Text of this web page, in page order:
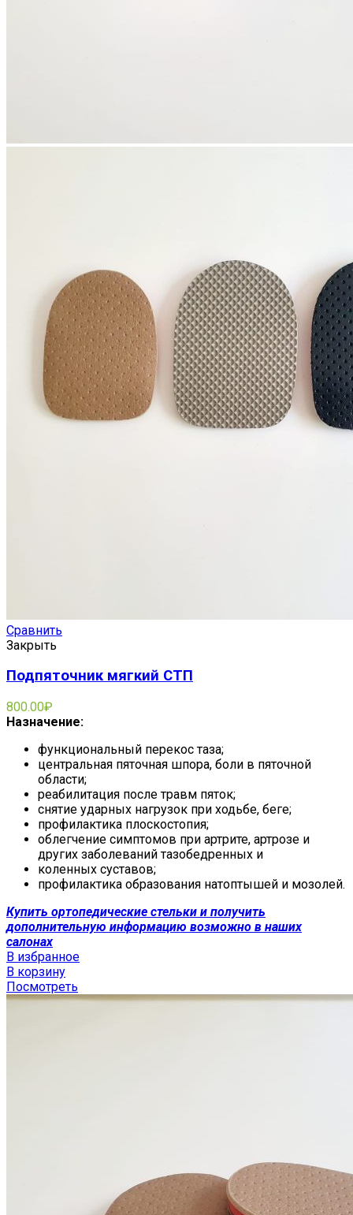
Сравнить
Закрыть
Подпяточник мягкий СТП
800.00₽
Назначение:
функциональный перекос таза;
центральная пяточная шпора, боли в пяточной
области;
реабилитация после травм пяток;
снятие ударных нагрузок при ходьбе, беге;
профилактика плоскостопия;
облегчение симптомов при артрите, артрозе и
других заболеваний тазобедренных и
коленных суставов;
профилактика образования натоптышей и мозолей.
Купить ортопедические стельки и получить
дополнительную информацию возможно в наших
салонах
В избранное
В корзину
Посмотреть